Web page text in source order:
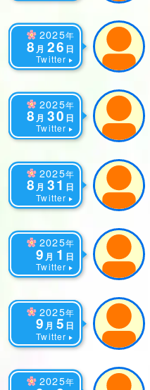
2025年
8 月 26 日
Twitter
2025年
8 月 30 日
Twitter
2025年
8 月 31 日
Twitter
2025年
9 月 1 日
Twitter
2025年
9 月 5 日
Twitter
2025年